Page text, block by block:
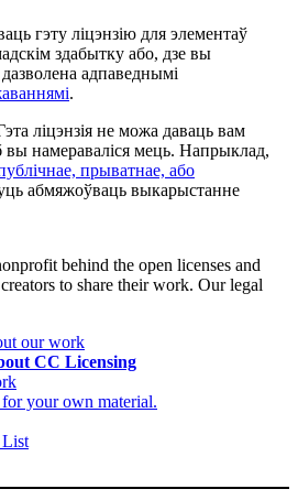
гэту ліцэнзію для элементаў
здабытку або, дзе вы
адпаведнымі
.
ліцэнзія не можа даваць вам
вы намераваліся мець. Напрыклад,
прыватнае, або
абмяжоўваць выкарыстанне
behind the open licenses and
to share their work. Our legal
our work
CC Licensing
your own material.